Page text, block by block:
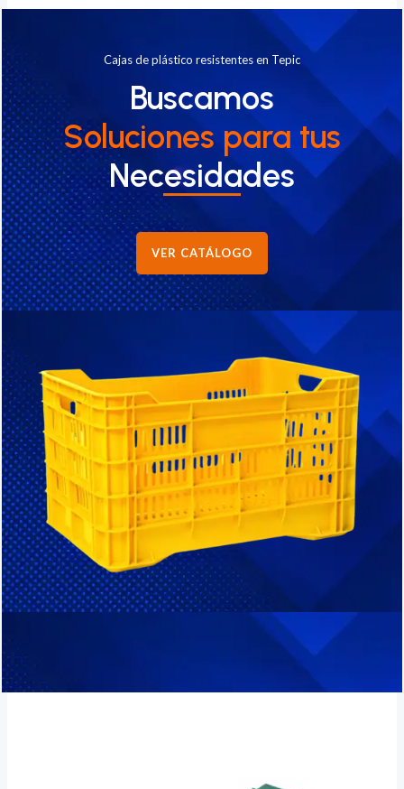
Cajas de plástico resistentes en Tepic
Buscamos
Soluciones para tus
Necesidades
VER CATÁLOGO